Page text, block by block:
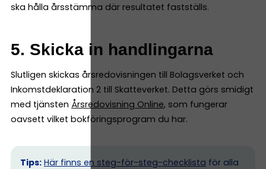
ska hålla årsstämma där resultatet fastställs.
5. Skicka in handlingarna
Slutligen skickas årsredovisningen till Bolagsverket och
Inkomstdeklaration 2 till Skatteverket. Detta görs smidigt
med tjänsten Årsredovisning Online, som fungerar
oavsett vilket bokföringsprogram du har.
Tips: Här finns en steg-för-steg-checklista för alla